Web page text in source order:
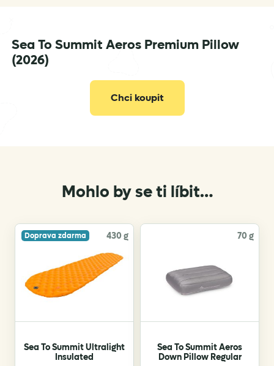
info@seatosummit.eu
Sea To Summit Aeros Premium Pillow
(2026)
Chci koupit
Mohlo by se ti líbit…
Doprava zdarma 430 g
Sea To Summit Ultralight
Insulated
70 g
Sea To Summit Aeros
Down Pillow Regular